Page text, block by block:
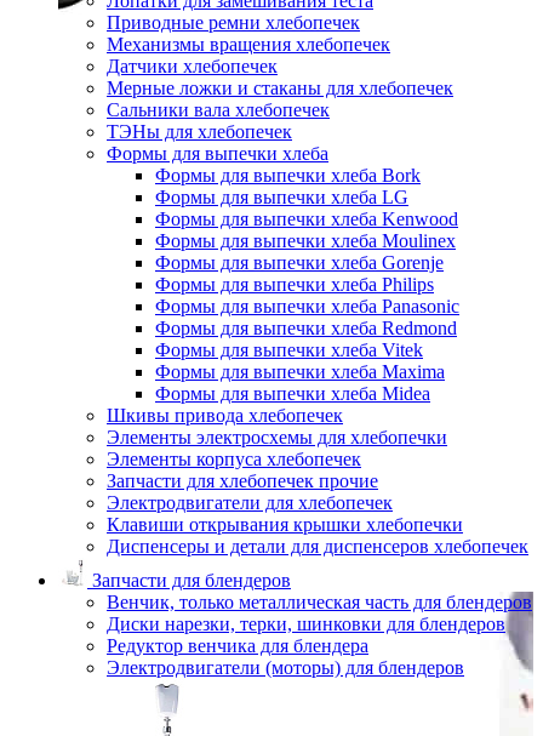
Приводные ремни хлебопечек
Механизмы вращения хлебопечек
Датчики хлебопечек
Мерные ложки и стаканы для хлебопечек
Сальники вала хлебопечек
ТЭНы для хлебопечек
Формы для выпечки хлеба
Формы для выпечки хлеба Bork
Формы для выпечки хлеба LG
Формы для выпечки хлеба Kenwood
Формы для выпечки хлеба Moulinex
Формы для выпечки хлеба Gorenje
Формы для выпечки хлеба Philips
Формы для выпечки хлеба Panasonic
Формы для выпечки хлеба Redmond
Формы для выпечки хлеба Vitek
Формы для выпечки хлеба Maxima
Формы для выпечки хлеба Midea
Шкивы привода хлебопечек
Элементы электросхемы для хлебопечки
Элементы корпуса хлебопечек
Запчасти для хлебопечек прочие
Электродвигатели для хлебопечек
Клавиши открывания крышки хлебопечки
Диспенсеры и детали для диспенсеров хлебопечек
Запчасти для блендеров
Венчик, только металлическая часть для блендеров
Диски нарезки, терки, шинковки для блендеров
Редуктор венчика для блендера
Электродвигатели (моторы) для блендеров